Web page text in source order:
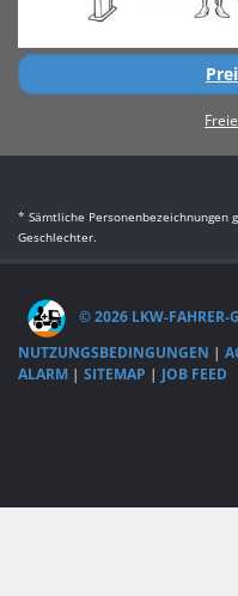
* Sämtliche Personenbezeichnungen
Geschlechter.
© 2026 LKW-FAHRER-
NUTZUNGSBEDINGUNGEN |
ALARM | SITEMAP | JOB FEED